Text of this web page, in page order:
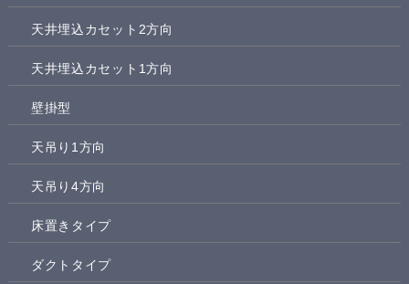
天井埋込カセット2方向
天井埋込カセット1方向
壁掛型
天吊り1方向
天吊り4方向
床置きタイプ
ダクトタイプ